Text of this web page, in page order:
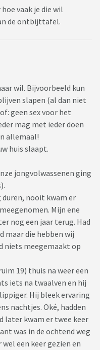
vaak je die wil
de ontbijttafel.
wil. Bijvoorbeeld kun
slapen (al dan niet
geen sex voor het
mag met ieder doen
allemaal!
huis slaapt.
jongvolwassenen ging
duren, nooit kwam er
Mijn ene
nog een jaar terug. Had
maar die hebben wij
niets meegemaakt op
19) thuis na weer een
iets na twaalven en hij
Hij bleek ervaring
nachtjes. Oké, hadden
later kwam er twee keer
was in de ochtend weg
een keer gezien en